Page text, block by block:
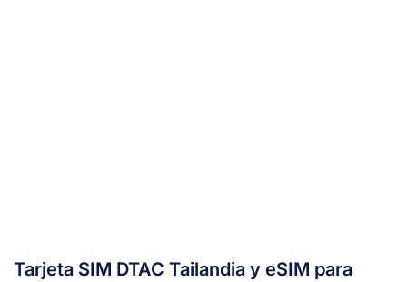
Tarjeta SIM DTAC Tailandia y eSIM para